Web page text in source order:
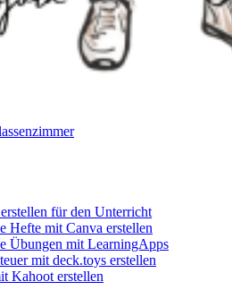
für den Unterricht
Hefte mit Canva erstellen
Übungen mit LearningApps
mit deck.toys erstellen
Kahoot erstellen